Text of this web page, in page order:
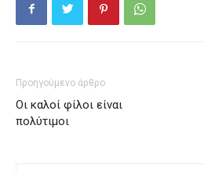
Προηγούμενο άρθρο
Οι καλοί φίλοι είναι
πολύτιμοι